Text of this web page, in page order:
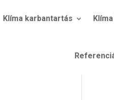
Klíma karbantartás